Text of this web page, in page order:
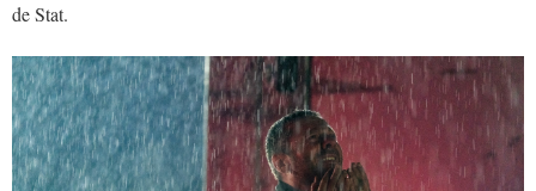
de Stat.